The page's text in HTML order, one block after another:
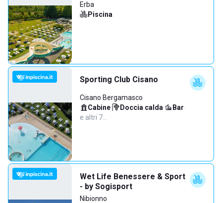
Erba
Piscina
Sporting Club Cisano
Cisano Bergamasco
Cabine· Doccia calda· Bar·
e altri 7…
Wet Life Benessere & Sport
- by Sogisport
Nibionno